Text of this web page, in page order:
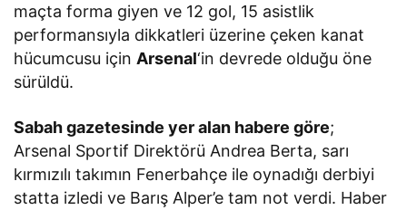
maçta forma giyen ve 12 gol, 15 asistlik
performansıyla dikkatleri üzerine çeken kanat
hücumcusu için Arsenal‘in devrede olduğu öne
sürüldü.
Sabah gazetesinde yer alan habere göre;
Arsenal Sportif Direktörü Andrea Berta, sarı
kırmızılı takımın Fenerbahçe ile oynadığı derbiyi
statta izledi ve Barış Alper’e tam not verdi. Haber